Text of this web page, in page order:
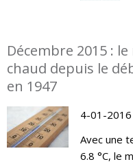
Décembre 2015 :
chaud depuis le
en 1947
4-01-2016
Avec une
6.8 °C, le